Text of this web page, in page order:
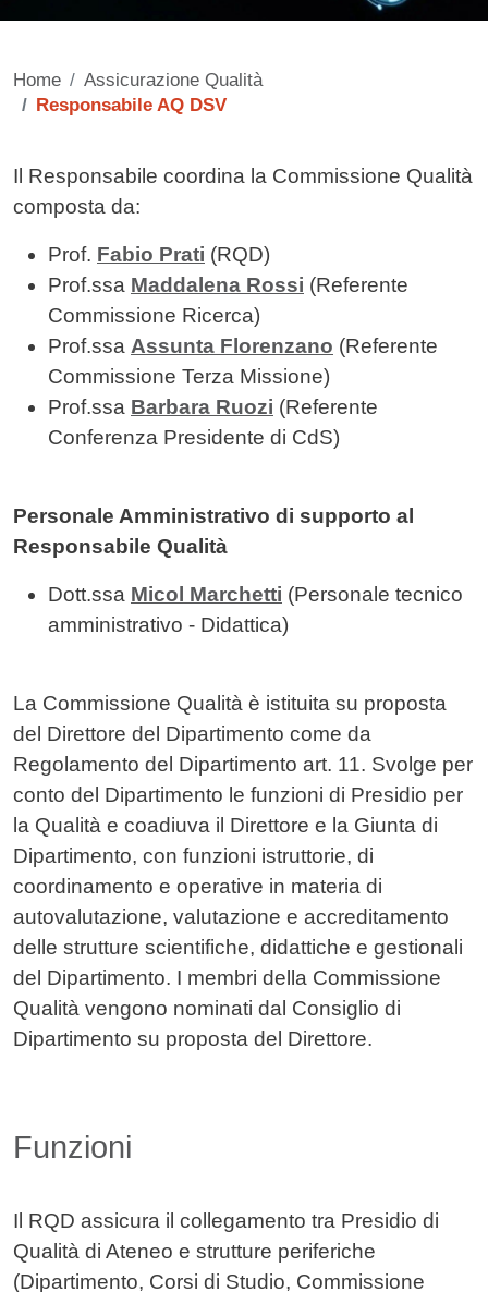
Home
Assicurazione Qualità
Responsabile AQ DSV
Contenuto
Il Responsabile coordina la Commissione Qualità
composta da:
Prof. Fabio Prati (RQD)
Prof.ssa Maddalena Rossi (Referente
Commissione Ricerca)
Prof.ssa Assunta Florenzano (Referente
Commissione Terza Missione)
Prof.ssa Barbara Ruozi (Referente
Conferenza Presidente di CdS)
Personale Amministrativo di supporto al
Responsabile Qualità
Dott.ssa Micol Marchetti (Personale tecnico
amministrativo - Didattica)
La Commissione Qualità è istituita su proposta
del Direttore del Dipartimento come da
Regolamento del Dipartimento art. 11. Svolge per
conto del Dipartimento le funzioni di Presidio per
la Qualità e coadiuva il Direttore e la Giunta di
Dipartimento, con funzioni istruttorie, di
coordinamento e operative in materia di
autovalutazione, valutazione e accreditamento
delle strutture scientifiche, didattiche e gestionali
del Dipartimento. I membri della Commissione
Qualità vengono nominati dal Consiglio di
Dipartimento su proposta del Direttore.
Funzioni
Il RQD assicura il collegamento tra Presidio di
Qualità di Ateneo e strutture periferiche
(Dipartimento, Corsi di Studio, Commissione